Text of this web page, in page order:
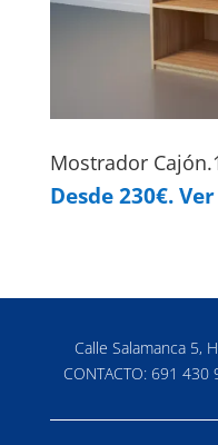
Mostrador
Desde 230€.
Calle Salamanca 5,
CONTACTO:691 430